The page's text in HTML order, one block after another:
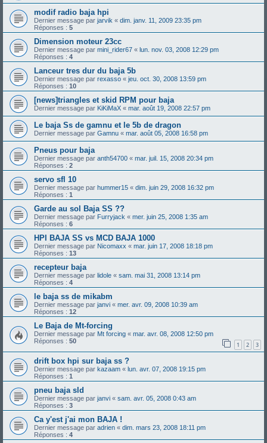
modif radio baja hpi
Dernier message par jarvik « dim. janv. 11, 2009 23:35 pm
Réponses : 5
Dimension moteur 23cc
Dernier message par mini_rider67 « lun. nov. 03, 2008 12:29 pm
Réponses : 4
Lanceur tres dur du baja 5b
Dernier message par rexasso « jeu. oct. 30, 2008 13:59 pm
Réponses : 10
[news]triangles et skid RPM pour baja
Dernier message par KiKiMaX « mar. août 19, 2008 22:57 pm
Le baja Ss de gamnu et le 5b de dragon
Dernier message par Gamnu « mar. août 05, 2008 16:58 pm
Pneus pour baja
Dernier message par anth54700 « mar. juil. 15, 2008 20:34 pm
Réponses : 2
servo sfl 10
Dernier message par hummer15 « dim. juin 29, 2008 16:32 pm
Réponses : 1
Garde au sol Baja SS ??
Dernier message par Furryjack « mer. juin 25, 2008 1:35 am
Réponses : 6
HPI BAJA SS vs MCD BAJA 1000
Dernier message par Nicomaxx « mar. juin 17, 2008 18:18 pm
Réponses : 13
recepteur baja
Dernier message par lidole « sam. mai 31, 2008 13:14 pm
Réponses : 4
le baja ss de mikabm
Dernier message par janvi « mer. avr. 09, 2008 10:39 am
Réponses : 12
Le Baja de Mt-forcing
Dernier message par Mt forcing « mar. avr. 08, 2008 12:50 pm
Réponses : 50 1 2 3
drift box hpi sur baja ss ?
Dernier message par kazaam « lun. avr. 07, 2008 19:15 pm
Réponses : 1
pneu baja sld
Dernier message par janvi « sam. avr. 05, 2008 0:43 am
Réponses : 3
Ca y'est j'ai mon BAJA !
Dernier message par adrien « dim. mars 23, 2008 18:11 pm
Réponses : 4